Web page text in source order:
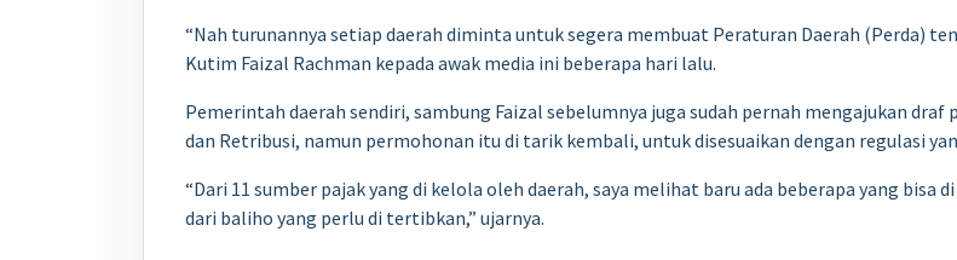
“Nah turunannya setiap daerah diminta untuk segera membuat Peraturan Daerah (Perda)
Kutim Faizal Rachman kepada awak media ini beberapa hari lalu.
Pemerintah daerah sendiri, sambung Faizal sebelumnya juga sudah pernah mengajukan draf
dan Retribusi, namun permohonan itu di tarik kembali, untuk disesuaikan dengan regulasi
“Dari 11 sumber pajak yang di kelola oleh daerah, saya melihat baru ada beberapa yang
dari baliho yang perlu di tertibkan,” ujarnya.